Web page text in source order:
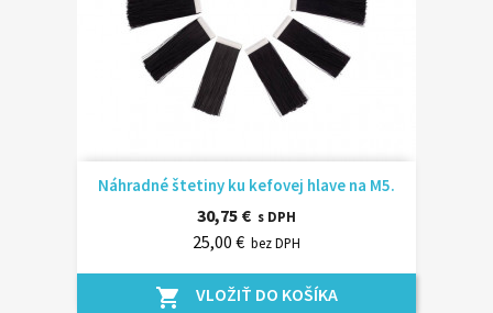
Náhradné štetiny ku kefovej hlave na M5.
30,75 € s DPH
25,00 € bez DPH
shopping_cart VLOŽIŤ DO KOŠÍKA